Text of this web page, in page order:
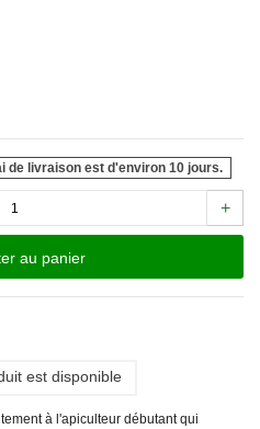
de livraison est d'environ 10 jours.
+
au panier
est disponible
à l'apiculteur débutant qui